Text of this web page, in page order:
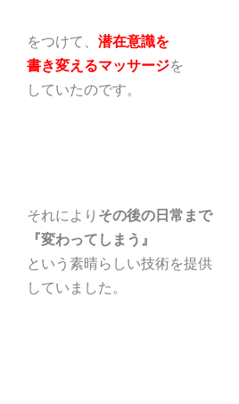
をつけて、 潜在意識を
書き変えるマッサージを
していたのです。
それにより その後の日常まで
『変わってしまう』
という素晴らしい技術を提供
していました。